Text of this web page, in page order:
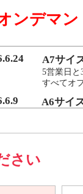
ド印刷機より
現いたしまし
ある色ムラや汚
ンデマン
A7サイ
5営業日と
すべてオ
A6サイ
さい